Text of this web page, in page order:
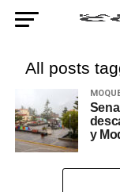
All posts
y